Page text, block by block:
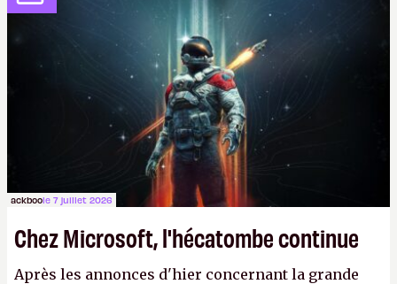
peut-être sur
Fallout Football ou
Fallout vs. Les
Lapins Crétins) et l'Obsidian d'aujourd'hui n'est plus
le même studio qu'il y a 15 ans. Mais bon, OK, on
peut commencer à fantasmer.A.
ackboole 7 juillet 2026
Chez Microsoft, l'hécatombe continue
Après les annonces d'hier concernant la grande